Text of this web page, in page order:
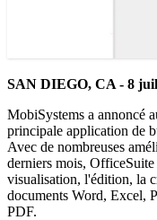
SAN DIEGO, CA - 8
MobiSystems a annoncé
principale application de
Avec de nombreuses
derniers mois,
visualisation, l'édition, la
documents Word, Excel,
PDF.